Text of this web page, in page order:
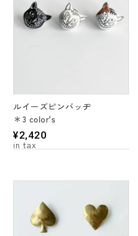
ルイーズピンバッヂ
＊3 color's
¥2,420